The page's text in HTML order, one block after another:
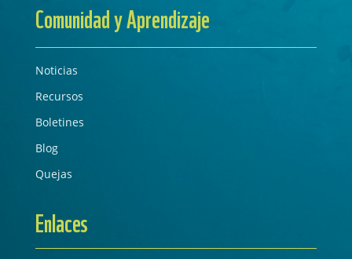
Comunidad y Aprendizaje
Noticias
Recursos
Boletines
Blog
Quejas
Enlaces